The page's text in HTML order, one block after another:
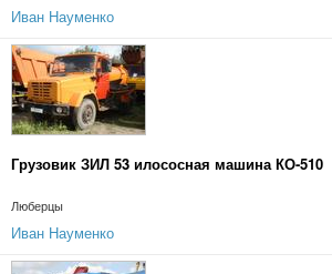
Иван Науменко
Грузовик ЗИЛ 53 илососная машина КО-510
Люберцы
Иван Науменко